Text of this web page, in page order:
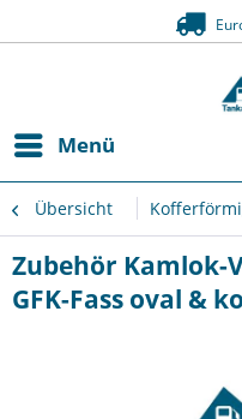
Menü
Übersicht
Zubehör Kamlok-
GFK-Fass oval &